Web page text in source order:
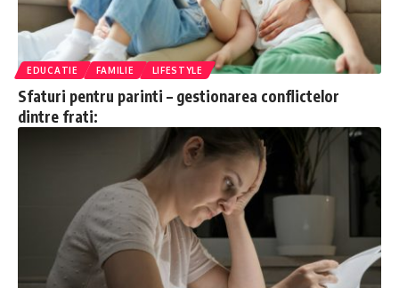
EDUCATIE FAMILIE LIFESTYLE
Sfaturi pentru parinti – gestionarea conflictelor
dintre frati: